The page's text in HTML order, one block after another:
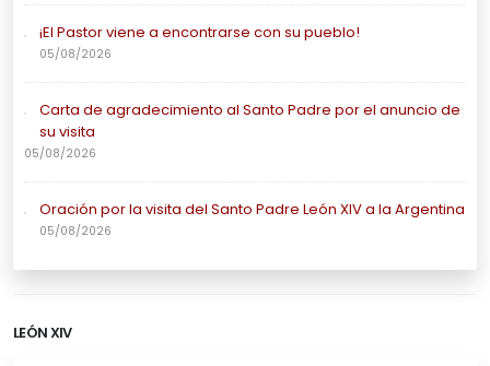
¡El Pastor viene a encontrarse con su pueblo!
05/08/2026
Carta de agradecimiento al Santo Padre por el anuncio de
su visita
05/08/2026
Oración por la visita del Santo Padre León XIV a la Argentina
05/08/2026
LEÓN XIV